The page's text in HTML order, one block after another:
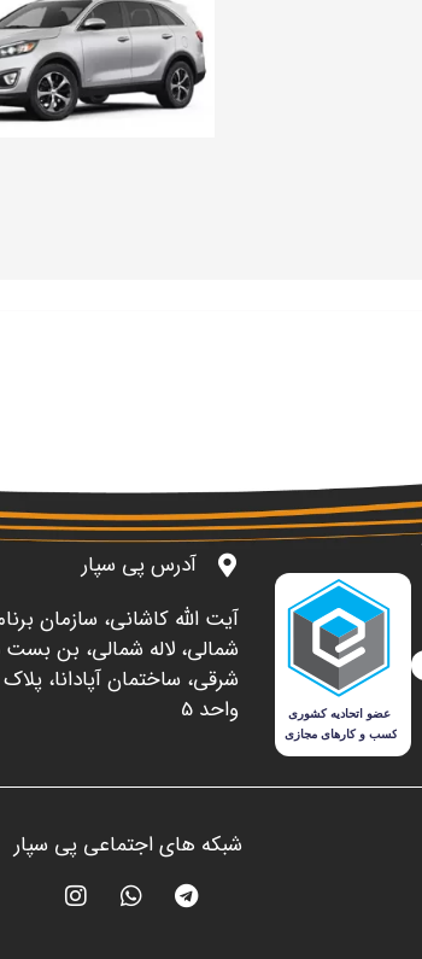
آدرس پی سپار
آيت الله کاشاني، سازمان
شمالي، لاله شمالي، بن
واحد 5
شبکه های اجتماعی پی سپار